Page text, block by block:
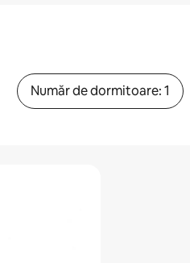
Număr de dormitoare: 1